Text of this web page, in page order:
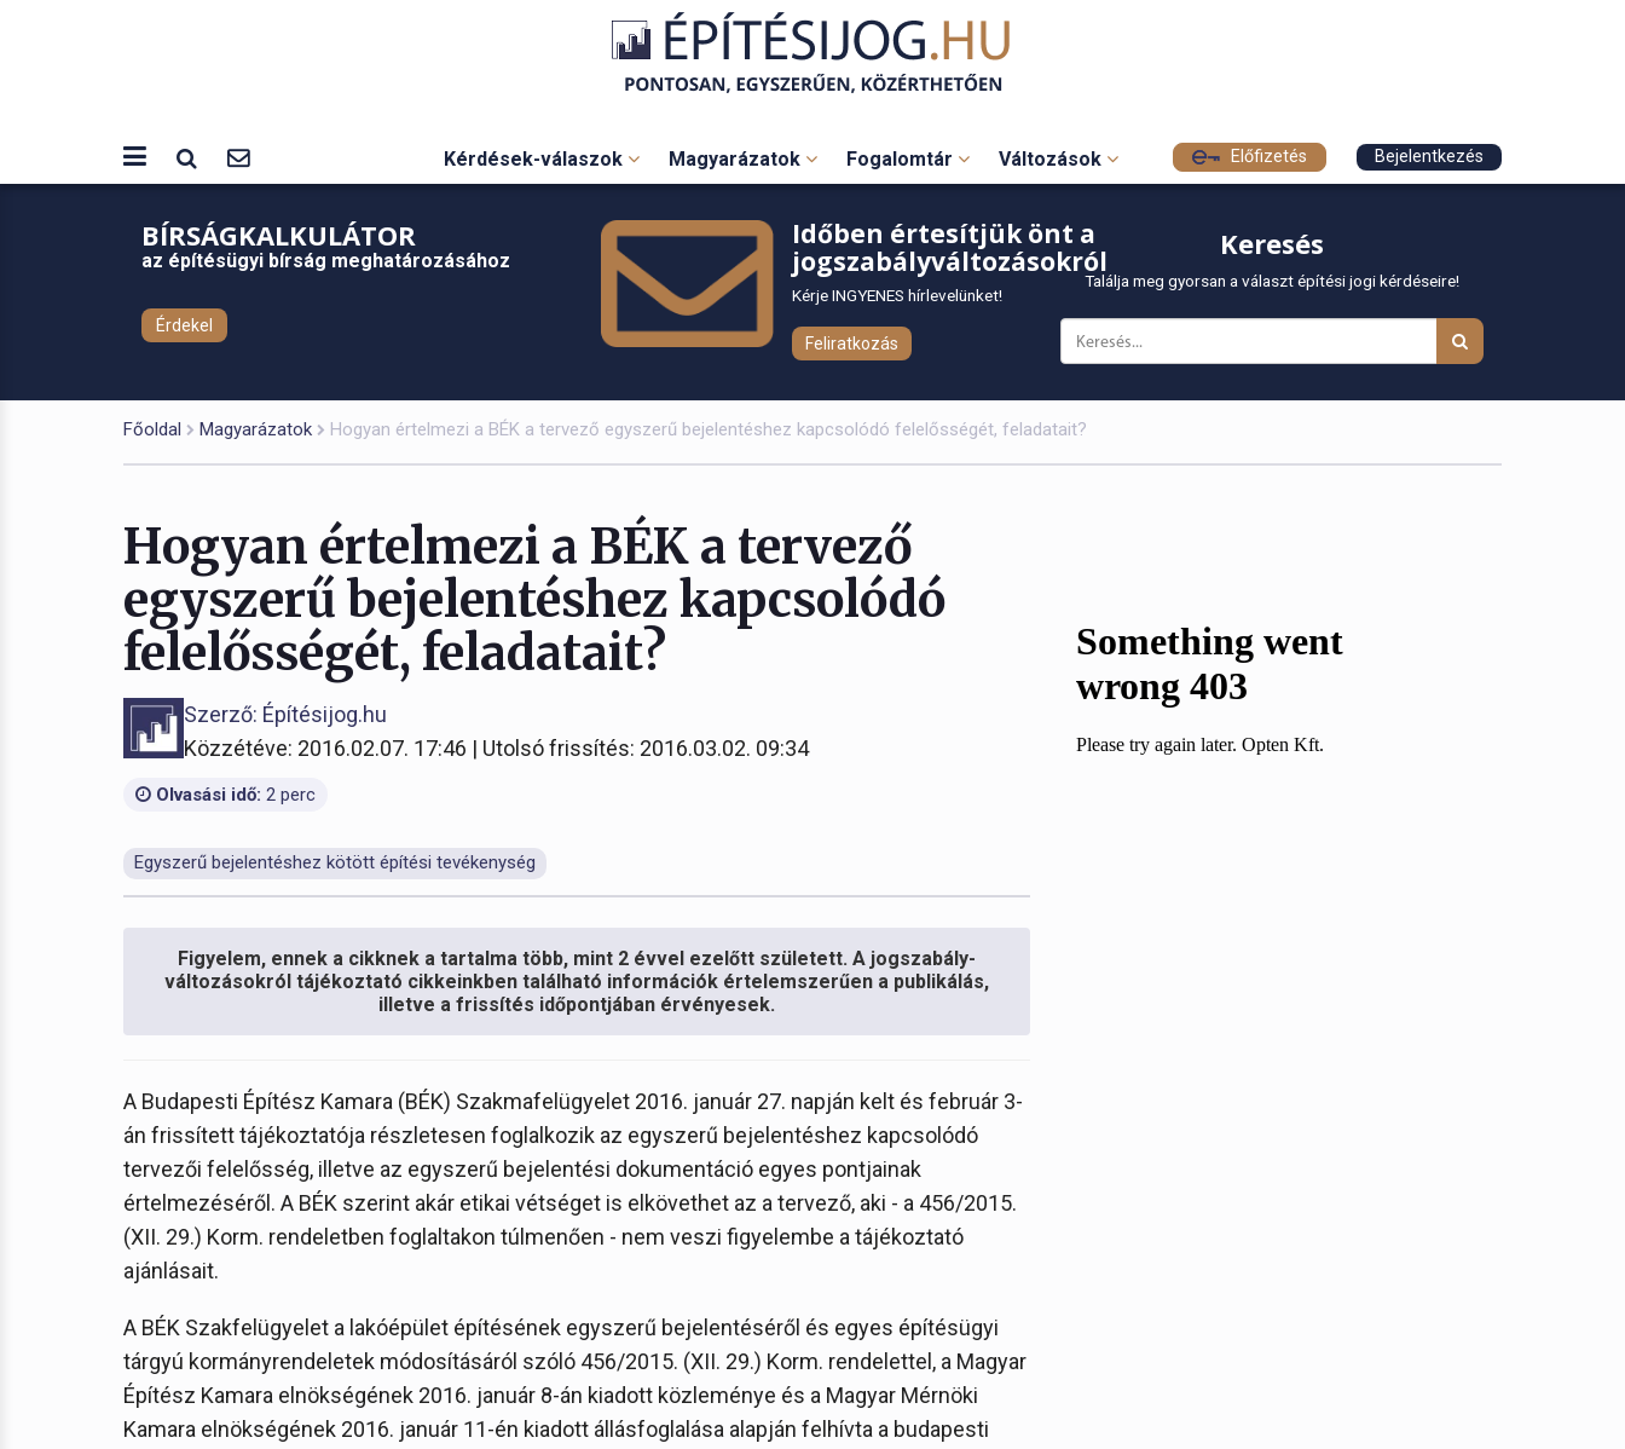
Kérdések-válaszok Magyarázatok Fogalomtár Változások Előfizetés Bejelentkezés
BÍRSÁGKALKULÁTOR
az építésügyi bírság meghatározásához
Érdekel
Időben értesítjük önt a
jogszabályváltozásokról
Kérje INGYENES hírlevelünket!
Feliratkozás
Keresés
Találja meg gyorsan a választ építési jogi kérdéseire!
Főoldal Magyarázatok Hogyan értelmezi a BÉK a tervező egyszerű bejelentéshez kapcsolódó felelősségét, feladatait?
Hogyan értelmezi a BÉK a tervező
egyszerű bejelentéshez kapcsolódó
felelősségét, feladatait?
Szerző: Építésijog.hu
Közzétéve: 2016.02.07. 17:46 | Utolsó frissítés: 2016.03.02. 09:34
Olvasási idő: 2 perc
Egyszerű bejelentéshez kötött építési tevékenység
Figyelem, ennek a cikknek a tartalma több, mint 2 évvel ezelőtt született. A jogszabály-
változásokról tájékoztató cikkeinkben található információk értelemszerűen a publikálás,
illetve a frissítés időpontjában érvényesek.
A Budapesti Építész Kamara (BÉK) Szakmafelügyelet 2016. január 27. napján kelt és február 3-
án frissített tájékoztatója részletesen foglalkozik az egyszerű bejelentéshez kapcsolódó
tervezői felelősség, illetve az egyszerű bejelentési dokumentáció egyes pontjainak
értelmezéséről. A BÉK szerint akár etikai vétséget is elkövethet az a tervező, aki - a 456/2015.
(XII. 29.) Korm. rendeletben foglaltakon túlmenően - nem veszi figyelembe a tájékoztató
ajánlásait.
A BÉK Szakfelügyelet a lakóépület építésének egyszerű bejelentéséről és egyes építésügyi
tárgyú kormányrendeletek módosításáról szóló 456/2015. (XII. 29.) Korm. rendelettel, a Magyar
Építész Kamara elnökségének 2016. január 8-án kiadott közleménye és a Magyar Mérnöki
Kamara elnökségének 2016. január 11-én kiadott állásfoglalása alapján felhívta a budapesti